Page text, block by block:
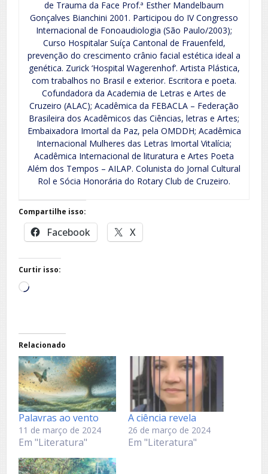
de Trauma da Face Prof.ª Esther Mandelbaum
Gonçalves Bianchini 2001. Participou do IV Congresso
Internacional de Fonoaudiologia (São Paulo/2003);
Curso Hospitalar Suíça Cantonal de Frauenfeld,
prevenção do crescimento crânio facial estética ideal a
genética. Zurick ‘Hospital Wagerenhof’. Artista Plástica,
com trabalhos no Brasil e exterior. Escritora e poeta.
Cofundadora da Academia de Letras e Artes de
Cruzeiro (ALAC); Acadêmica da FEBACLA – Federação
Brasileira dos Acadêmicos das Ciências, letras e Artes;
Embaixadora Imortal da Paz, pela OMDDH; Acadêmica
Internacional Mulheres das Letras Imortal Vitalícia;
Acadêmica Internacional de lituratura e Artes Poeta
Além dos Tempos – AILAP. Colunista do Jornal Cultural
Rol e Sócia Honorária do Rotary Club de Cruzeiro.
Compartilhe isso:
Facebook X
Curtir isso:
Carregando...
Relacionado
Palavras ao vento
11 de março de 2024
Em "Literatura"
A ciência revela
26 de março de 2024
Em "Literatura"